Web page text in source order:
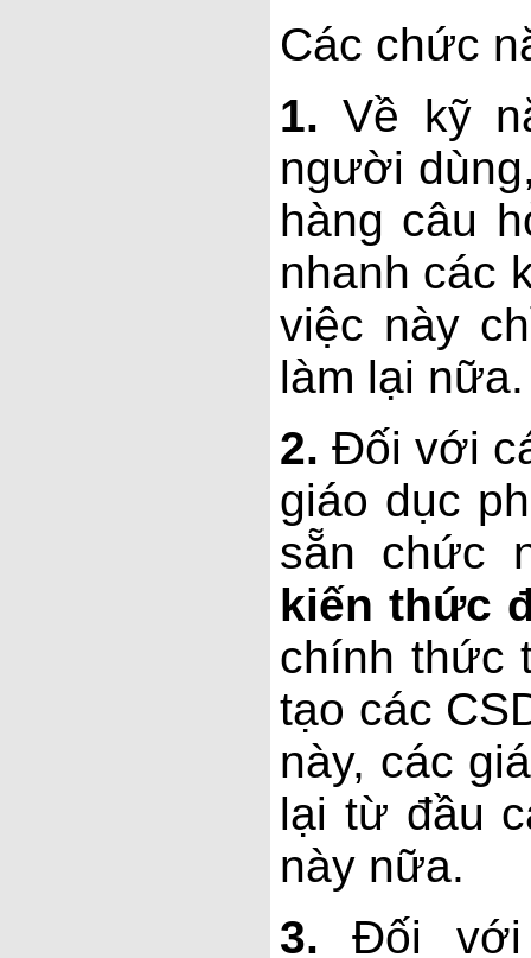
Các chức
1.Về kỹ
người
hàng câu
nhanh các
việc này
làm lại nữa.
2. Đối với
giáo dục
sẵn chức
kiến thức
chính thức
tạo các
này, các
lại từ đầu
này nữa.
3. Đối với